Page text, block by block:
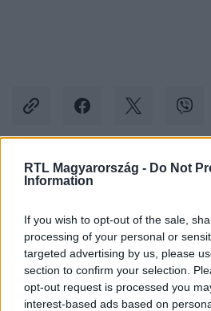
RTL Magyarország - Do Not
Information
If you wish to opt-out of the sale,
processing of your personal or
targeted advertising by us, please
section to confirm your selection.
opt-out request is processed you
interest-based ads based on
Kövess minket, és értesülj